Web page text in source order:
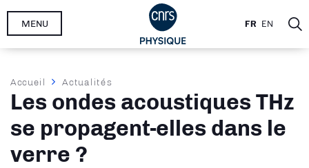
Aller
FR EN
MENU
Fil
d'Ariane
Accueil Actualités
Les ondes acoustiques THz
se propagent-elles dans le
verre ?